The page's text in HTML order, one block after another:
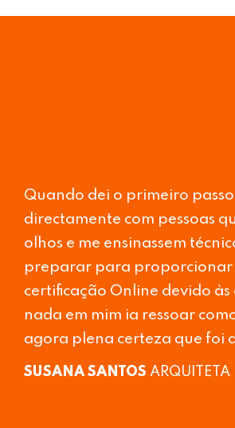
Estando em teletrabalho, o
Paula nos deu que se algo
presencial logo que esta
podia ter tomado). Hoje
online foi brutal, toda a
das emoções ressoou em
uma força e uma energia
LUÍSA BARÃO QUALITY